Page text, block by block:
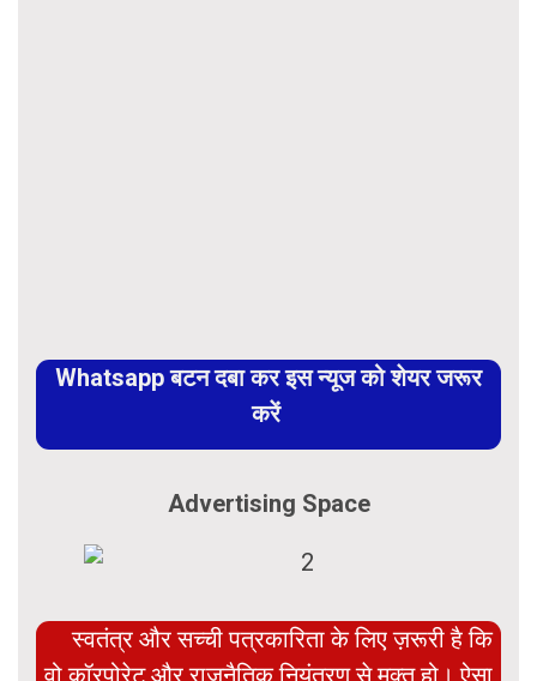
Whatsapp बटन दबा कर इस न्यूज को शेयर जरूर
करें
Advertising Space
स्वतंत्र और सच्ची पत्रकारिता के लिए ज़रूरी है कि
वो कॉरपोरेट और राजनैतिक नियंत्रण से मुक्त हो। ऐसा